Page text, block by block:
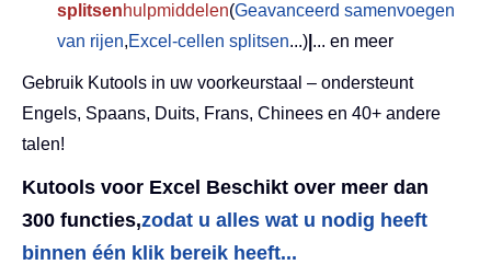
splitsenhulpmiddelen(Geavanceerd samenvoegen
van rijen,Excel-cellen splitsen...) ... en meer
Gebruik Kutools in uw voorkeurstaal – ondersteunt
Engels, Spaans, Duits, Frans, Chinees en 40+ andere
talen!
Kutools voor Excel Beschikt over meer dan
300 functies,zodat u alles wat u nodig heeft
binnen één klik bereik heeft...